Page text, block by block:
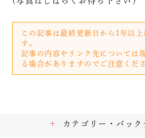
この記事は最終更新日から1年以上
す。
記事の内容やリンク先については
る場合がありますのでご注意くだ
カテゴリー・バック